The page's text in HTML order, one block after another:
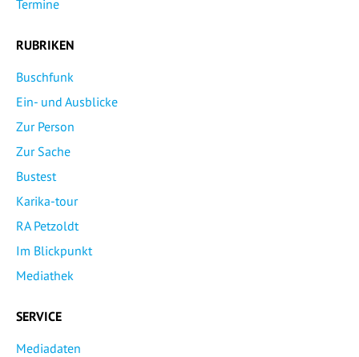
Termine
RUBRIKEN
Buschfunk
Ein- und Ausblicke
Zur Person
Zur Sache
Bustest
Karika-tour
RA Petzoldt
Im Blickpunkt
Mediathek
SERVICE
Mediadaten